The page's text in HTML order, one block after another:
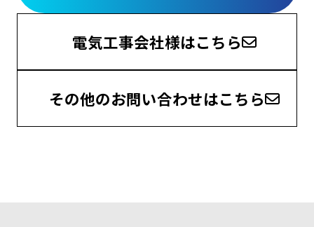
電気工事会社様はこちら
その他のお問い合わせはこちら